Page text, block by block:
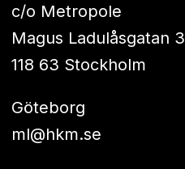
c/o Metropole
Magus Ladulåsgatan 3
118 63 Stockholm
Göteborg
ml@hkm.se